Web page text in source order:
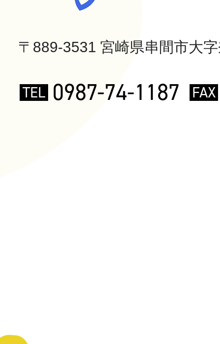
〒889-3531 宮崎県串間市大
TEL 0987-74-1187 FAX